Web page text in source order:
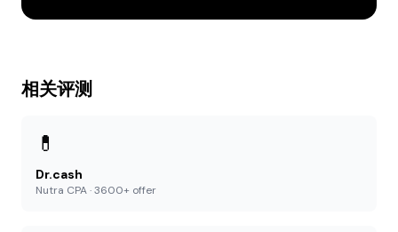
相关评测
💊
Dr.cash
Nutra CPA · 3600+ offer